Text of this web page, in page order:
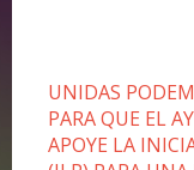
UNIDAS
PARA QUE EL
APOYE LA